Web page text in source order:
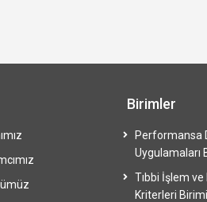
Birimler
Performansa
Uygulamaları
Tıbbi İşlem
Kriterleri Birimi